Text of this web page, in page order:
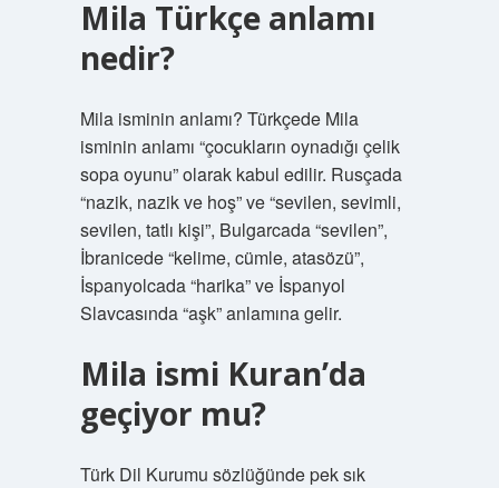
Mila Türkçe anlamı
nedir?
Mila isminin anlamı? Türkçede Mila
isminin anlamı “çocukların oynadığı çelik
sopa oyunu” olarak kabul edilir. Rusçada
“nazik, nazik ve hoş” ve “sevilen, sevimli,
sevilen, tatlı kişi”, Bulgarcada “sevilen”,
İbranicede “kelime, cümle, atasözü”,
İspanyolcada “harika” ve İspanyol
Slavcasında “aşk” anlamına gelir.
Mila ismi Kuran’da
geçiyor mu?
Türk Dil Kurumu sözlüğünde pek sık